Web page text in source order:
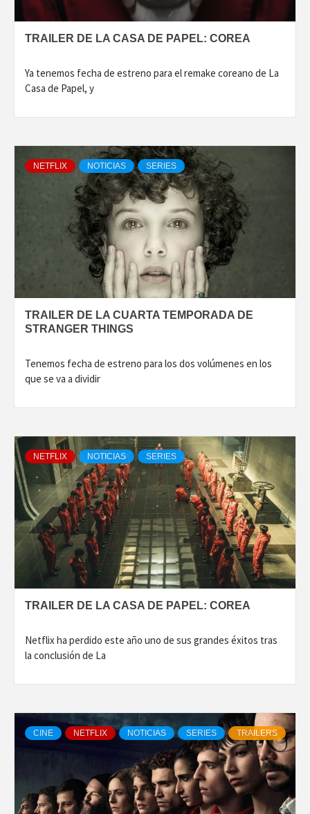
TRAILER DE LA CASA DE PAPEL: COREA
Ya tenemos fecha de estreno para el remake coreano de La
Casa de Papel, y
NETFLIX NOTICIAS SERIES
TRAILER DE LA CUARTA TEMPORADA DE
STRANGER THINGS
Tenemos fecha de estreno para los dos volúmenes en los
que se va a dividir
NETFLIX NOTICIAS SERIES
TRAILER DE LA CASA DE PAPEL: COREA
Netflix ha perdido este año uno de sus grandes éxitos tras
la conclusión de La
CINE NETFLIX NOTICIAS SERIES TRAILERS